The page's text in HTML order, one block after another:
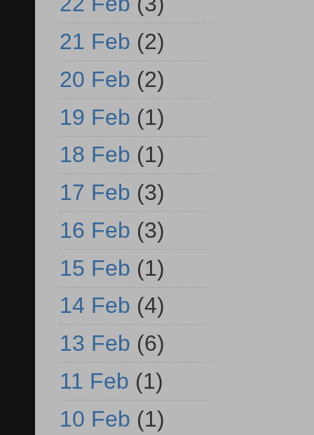
21 Feb (2)
20 Feb (2)
19 Feb (1)
18 Feb (1)
17 Feb (3)
16 Feb (3)
15 Feb (1)
14 Feb (4)
13 Feb (6)
11 Feb (1)
10 Feb (1)